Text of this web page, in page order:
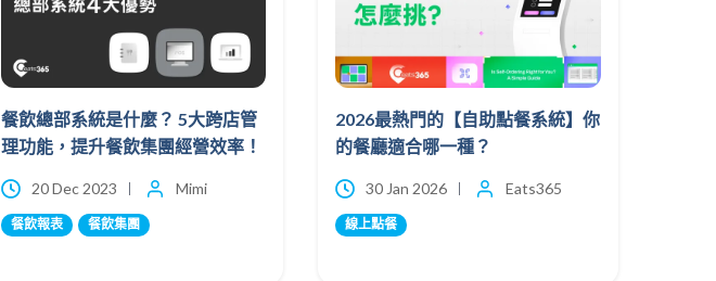
餐飲總部系統是什麼？ 5大跨店管
理功能，提升餐飲集團經營效率！
20 Dec 2023 Mimi
餐飲報表 餐飲集團
2026最熱門的【自助點餐系統】你
的餐廳適合哪一種？
30 Jan 2026 Eats365
線上點餐